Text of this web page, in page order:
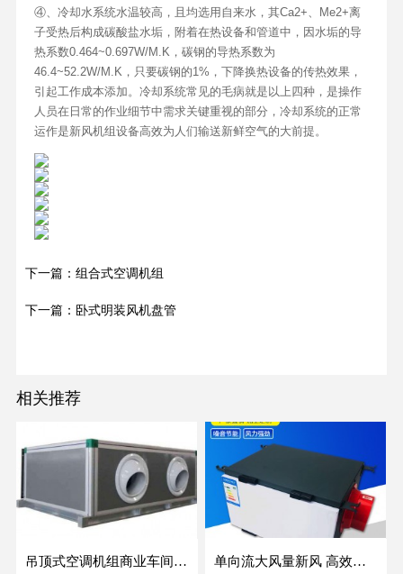
④、冷却水系统水温较高，且均选用自来水，其Ca2+、Me2+离
子受热后构成碳酸盐水垢，附着在热设备和管道中，因水垢的导
热系数0.464~0.697W/M.K，碳钢的导热系数为
46.4~52.2W/M.K，只要碳钢的1%，下降换热设备的传热效果，
引起工作成本添加。冷却系统常见的毛病就是以上四种，是操作
人员在日常的作业细节中需求关键重视的部分，冷却系统的正常
运作是新风机组设备高效为人们输送新鲜空气的大前提。
下一篇：组合式空调机组
下一篇：卧式明装风机盘管
相关推荐
吊顶式空调机组商业车间防爆新风空调器射流冷暖机组 单向流大风量新风 高效除霾全热交换新风机空气净化